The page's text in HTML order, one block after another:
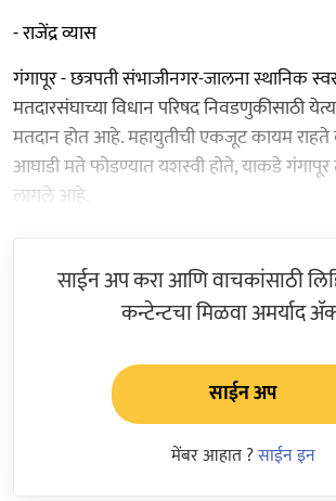
- राजेंद्र व्यास
गंगापूर - छत्रपती संभाजीनगर-जालना स्थानिक
मतदारसंघाच्या विधान परिषद निवडणुकीसाठी
मतदान होत आहे. महायुतीची एकजूट कायम राहते
आघाडी मते फोडण्यात यशस्वी होते, याकडे
लागले आहे.
साईन अप करा आणि वाचकांसाठी
कन्टेन्टचा मिळवा अमर्याद
साईन अप
मेंबर आहात ?साईन इन